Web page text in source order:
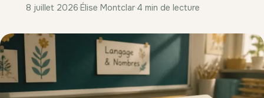
8 juillet 2026·Élise Montclar·4 min de lecture